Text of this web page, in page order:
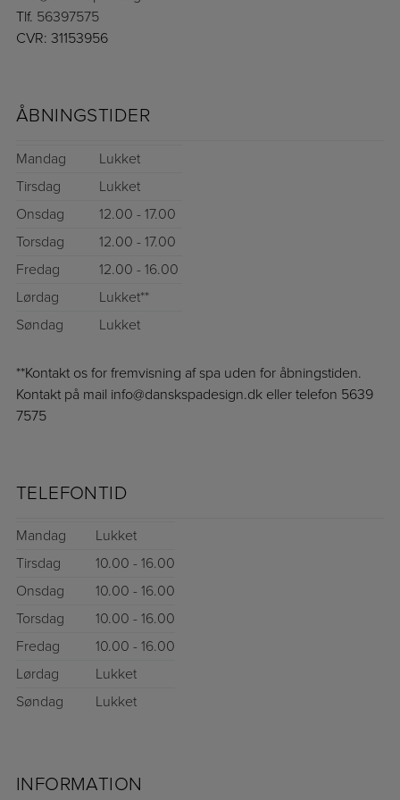
Tlf. 56397575
CVR: 31153956
ÅBNINGSTIDER
Mandag
Lukket
Tirsdag
Lukket
Onsdag
12.00 - 17.00
Torsdag
12.00 - 17.00
Fredag
12.00 - 16.00
Lørdag
Lukket**
Søndag
Lukket
**Kontakt os for fremvisning af spa uden for åbningstiden.
Kontakt på mail info@danskspadesign.dk eller telefon 5639
7575
TELEFONTID
Mandag
Lukket
Tirsdag
10.00 - 16.00
Onsdag
10.00 - 16.00
Torsdag
10.00 - 16.00
Fredag
10.00 - 16.00
Lørdag
Lukket
Søndag
Lukket
INFORMATION